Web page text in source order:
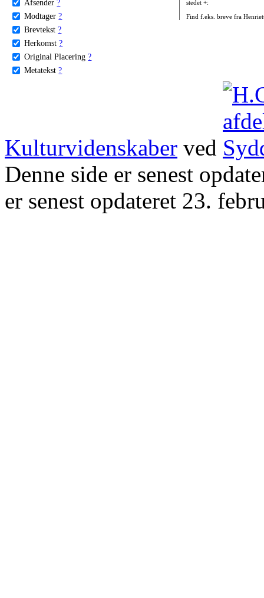
Afsender ?
Modtager ?
Brevtekst ?
Herkomst ?
Original Placering ?
Metatekst ?
stedet +:
Find f.eks. breve fra
Kulturvidenskaber ved
Denne side er senest
er senest opdateret 23.